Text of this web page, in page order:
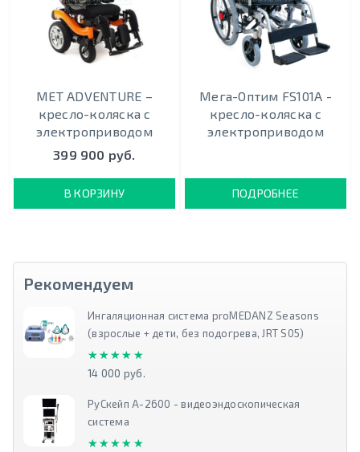
MET ADVENTURE –
кресло-коляска с
электроприводом
399 900 руб.
В КОРЗИНУ
Мега-Оптим FS101A -
кресло-коляска с
электроприводом
ПОДРОБНЕЕ
Рекомендуем
Ингаляционная система proMEDANZ Seasons
(взрослые + дети, без подогрева, JRT S05)
★★★★★
★★★★★
14 000 руб.
РуСкейп А-2600 - видеоэндоскопическая
система
★★★★★
★★★★★